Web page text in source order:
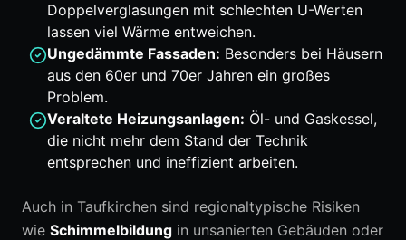
Doppelverglasungen mit schlechten U-Werten
lassen viel Wärme entweichen.
Ungedämmte Fassaden: Besonders bei Häusern
aus den 60er und 70er Jahren ein großes
Problem.
Veraltete Heizungsanlagen: Öl- und Gaskessel,
die nicht mehr dem Stand der Technik
entsprechen und ineffizient arbeiten.
Auch in Taufkirchen sind regionaltypische Risiken
wie Schimmelbildung in unsanierten Gebäuden oder